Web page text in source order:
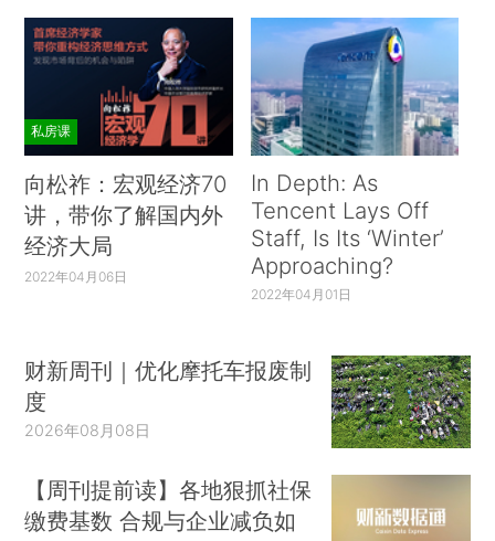
私房课
向松祚：宏观经济70
讲，带你了解国内外
经济大局
2022年04月06日
In Depth: As
Tencent Lays Off
Staff, Is Its ‘Winter’
Approaching?
2022年04月01日
财新周刊｜优化摩托车报废制
度
2026年08月08日
【周刊提前读】各地狠抓社保
缴费基数 合规与企业减负如